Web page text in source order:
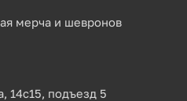
мерча и шевронов
14с15, подъезд 5